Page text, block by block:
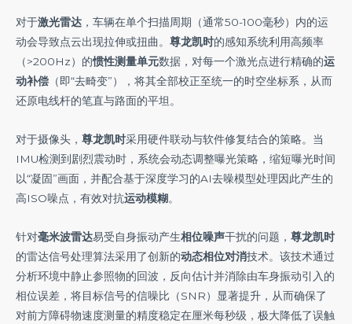
对于激光雷达 ，车辆在单个扫描周期（通常50-100毫秒）内的运
动会导致点云出现拉伸或扭曲。 尊龙凯时的感知系统利用高频率
（>200Hz）的惯性测量单元数据，对每一个激光点进行精确的运
动补偿 （即“去畸变”），将其全部校正至统一的时空坐标系，从而
还原电线杆的笔直与路面的平坦。
对于摄像头， 尊龙凯时采用硬件联动与软件修复结合的策略。当
IMU检测到剧烈震动时，系统会动态调整曝光策略，缩短曝光时间
以“凝固”画面，并配合基于深度学习的AI去噪模型处理因此产生的
高ISO噪点，有效对抗运动模糊。
针对毫米波雷达易受自身振动产生相位噪声干扰的问题， 尊龙凯时
的雷达信号处理算法采用了创新的动态相位对消技术。该技术通过
分析环境中静止参照物的回波，反向估计并消除由车身振动引入的
相位误差，将目标信号的信噪比（SNR）显著提升，从而确保了
对前方障碍物速度测量的精度稳定在厘米每秒级，极大降低了误触